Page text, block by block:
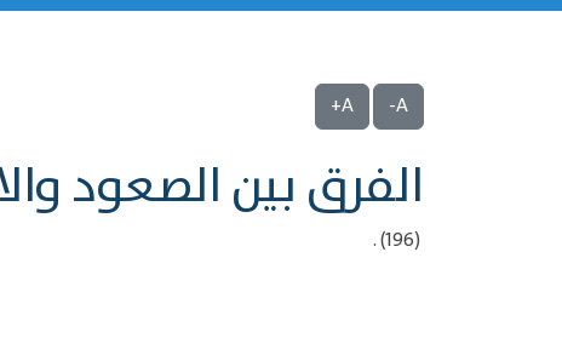
A-
A+
الفرق بين الصعود
(196) .